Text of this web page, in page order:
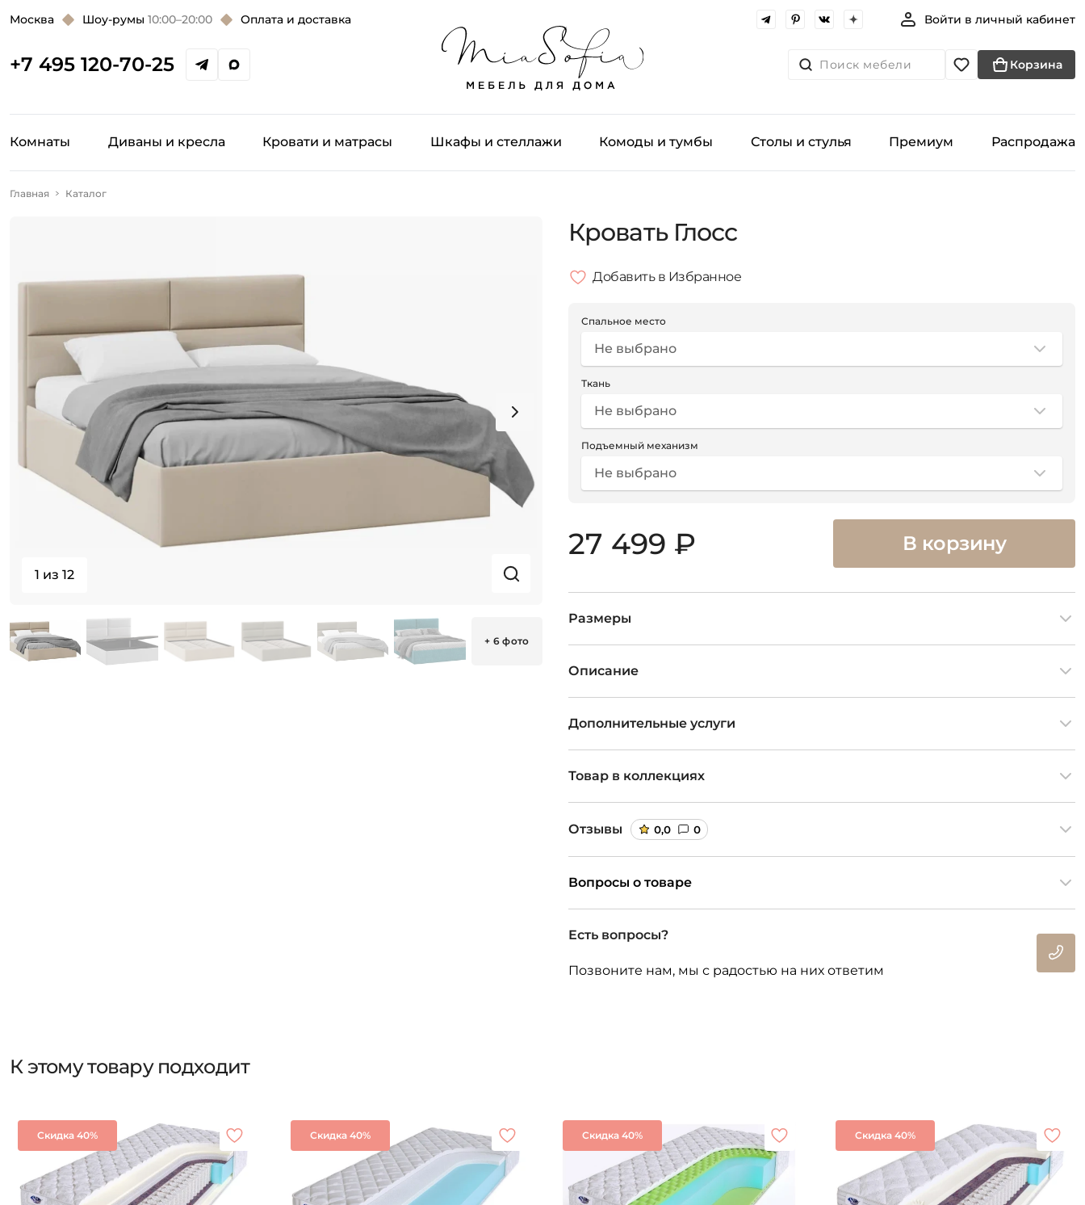
Москва Шоу-румы 10:00–20:00 Оплата и доставка Войти в личный кабинет
+7 495 120-70-25 Поиск мебели Корзина
Комнаты Диваны и кресла Кровати и матрасы Шкафы и стеллажи Комоды и тумбы Столы и стулья Премиум Распродажа
Главная Каталог
1 из 12
+ 6 фото
Кровать Глосс
Добавить в Избранное
Спальное место
Не выбрано
Ткань
Не выбрано
Подъемный механизм
Не выбрано
27 499 ₽ В корзину
Размеры
Описание
Дополнительные услуги
Товар в коллекциях
Отзывы 0,0 0
Вопросы о товаре
Есть вопросы?
Позвоните нам, мы с радостью на них ответим
К этому товару подходит
Скидка 40% Скидка 40% Скидка 40% Скидка 40%